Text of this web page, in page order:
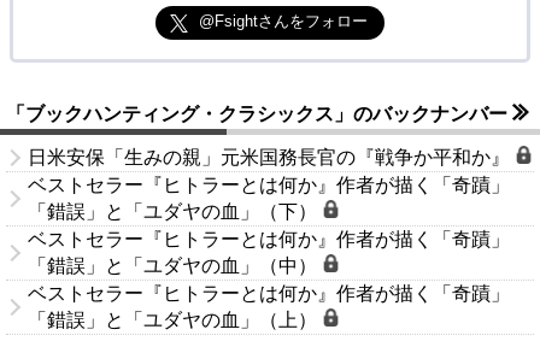
@Fsightさんをフォロー
「ブックハンティング・クラシックス」のバックナンバー
日米安保「生みの親」元米国務長官の『戦争か平和か』
ベストセラー『ヒトラーとは何か』作者が描く「奇蹟」
「錯誤」と「ユダヤの血」（下）
ベストセラー『ヒトラーとは何か』作者が描く「奇蹟」
「錯誤」と「ユダヤの血」（中）
ベストセラー『ヒトラーとは何か』作者が描く「奇蹟」
「錯誤」と「ユダヤの血」（上）